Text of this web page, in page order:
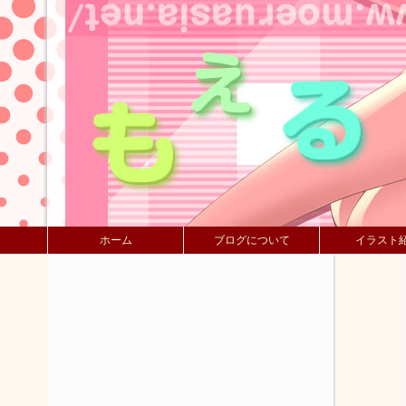
ホーム ブログについて イラスト